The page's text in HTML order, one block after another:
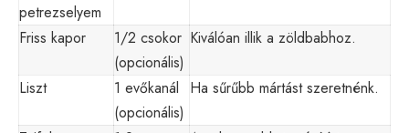
petrezselyem
Friss kapor
1/2 csokor
(opcionális)
Kiválóan illik a zöldbabhoz.
Liszt
1 evőkanál
(opcionális)
Ha sűrűbb mártást szeretnénk.